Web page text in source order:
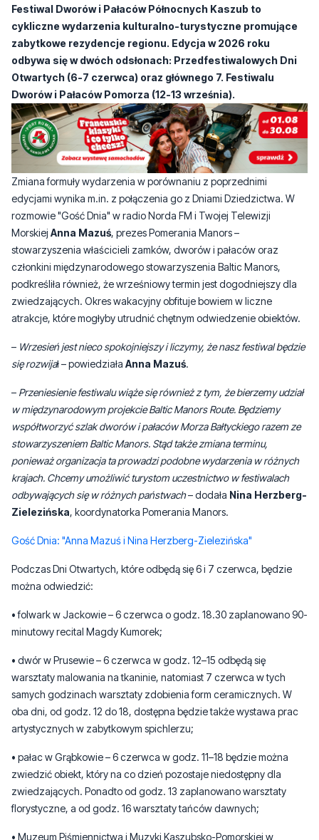
odbywa się w dwóch odsłonach: Przedfestiwalowych Dni
Otwartych (6-7 czerwca) oraz głównego 7. Festiwalu
Dworów i Pałaców Pomorza (12-13 września).
Zmiana formuły wydarzenia w porównaniu z poprzednimi
edycjami wynika m.in. z połączenia go z Dniami Dziedzictwa. W
rozmowie "Gość Dnia" w radio Norda FM i Twojej Telewizji
MorskiejAnna Mazuś, prezes Pomerania Manors –
stowarzyszenia właścicieli zamków, dworów i pałaców oraz
członkini międzynarodowego stowarzyszenia Baltic Manors,
podkreśliła również, że wrześniowy termin jest dogodniejszy dla
zwiedzających. Okres wakacyjny obfituje bowiem w liczne
atrakcje, które mogłyby utrudnić chętnym odwiedzenie obiektów.
Wrzesień jest nieco spokojniejszy i liczymy, że nasz festiwal będzie
się rozwija
ł – powiedziała Anna Mazuś
Przeniesienie festiwalu wiąże się również z tym, że bierzemy udział
w międzynarodowym projekcie Baltic Manors Route. Będziemy
stowarzyszeniem Baltic Manors. Stąd także zmiana terminu,
ponieważ organizacja ta prowadzi podobne wydarzenia w różnych
krajach. Chcemy umożliwić turystom uczestnictwo w festiwalach
odbywających się w różnych państwach– dodałaNina Herzberg-
Zielezińska, koordynatorka Pomerania Manors.
Gość Dnia: "Anna Mazuś i Nina Herzberg-Zielezińska"
Podczas Dni Otwartych, które odbędą się 6 i 7 czerwca, będzie
można odwiedzić:
• folwark w Jackowie – 6 czerwca o godz. 18.30 zaplanowano 90-
minutowy recital Magdy Kumorek;
• dwór w Prusewie – 6 czerwca w godz. 12–15 odbędą się
warsztaty malowania na tkaninie, natomiast 7 czerwca w tych
oba dni, od godz. 12 do 18, dostępna będzie także wystawa prac
artystycznych w zabytkowym spichlerzu;
• pałac w Grąbkowie – 6 czerwca w godz. 11–18 będzie można
zwiedzić obiekt, który na co dzień pozostaje niedostępny dla
florystyczne, a od godz. 16 warsztaty tańców dawnych;
• Muzeum Piśmiennictwa i Muzyki Kaszubsko-Pomorskiej w
Wejherowie – 6 i 7 czerwca o godz. 18 odbędzie się koncert z